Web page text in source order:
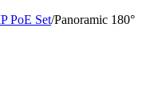
PoE Set/Panoramic 180°